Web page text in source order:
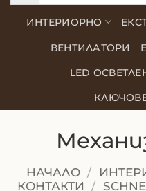
ИНТЕРИОРНО
ВЕНТИЛАТОРИ
LED
НАЧАЛО /
КОНТАКТИ
/